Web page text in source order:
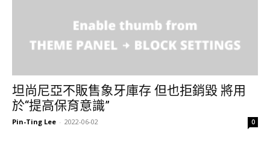
坦尚尼亞不販售象牙庫存 但也拒銷毀 將用
於“提高保育意識”
Pin-Ting Lee - 2022-06-02 0